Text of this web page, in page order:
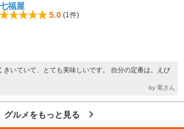
七福屋
5.0 (1件)
きいていて、とても美味しいです。 自分の定番は。えび
by 竜さん
グルメをもっと見る